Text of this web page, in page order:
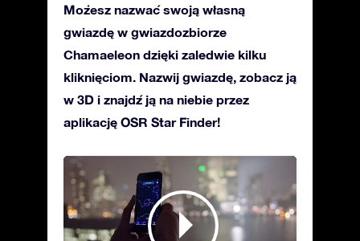
Możesz nazwać swoją własną
gwiazdę w gwiazdozbiorze
Chamaeleon dzięki zaledwie kilku
kliknięciom. Nazwij gwiazdę, zobacz ją
w 3D i znajdź ją na niebie przez
aplikację OSR Star Finder!